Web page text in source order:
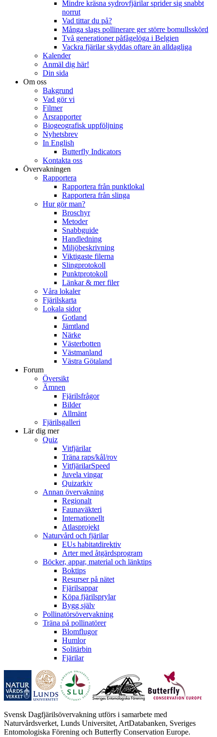
Mindre kräsna sydrovfjärilar sprider sig snabbt
norrut
Vad tittar du på?
Många slags pollinerare ger större bomullsskörd
Två generationer påfågelöga i Belgien
Vackra fjärilar skyddas oftare än alldagliga
Kalender
Anmäl dig här!
Din sida
Om oss
Bakgrund
Vad gör vi
Filmer
Årsrapporter
Biogeografisk uppföljning
Nyhetsbrev
In English
Butterfly Indicators
Kontakta oss
Övervakningen
Rapportera
Rapportera från punktlokal
Rapportera från slinga
Hur gör man?
Broschyr
Metoder
Snabbguide
Handledning
Miljöbeskrivning
Viktigaste filerna
Slingprotokoll
Punktprotokoll
Länkar & mer filer
Våra lokaler
Fjärilskarta
Lokala sidor
Gotland
Jämtland
Närke
Västerbotten
Västmanland
Västra Götaland
Forum
Översikt
Ämnen
Fjärilsfrågor
Bilder
Allmänt
Fjärilsgalleri
Lär dig mer
Quiz
Vitfjärilar
Träna raps/kål/rov
VitfjärilarSpeed
Juvela vingar
Quizarkiv
Annan övervakning
Regionalt
Faunaväkteri
Internationellt
Atlasprojekt
Naturvård och fjärilar
EUs habitatdirektiv
Arter med åtgärdsprogram
Böcker, appar, material och länktips
Boktips
Resurser på nätet
Fjärilsappar
Köpa fjärilsprylar
Bygg själv
Pollinatörsövervakning
Träna på pollinatörer
Blomflugor
Humlor
Solitärbin
Fjärilar
Svensk Dagfjärilsövervakning utförs i samarbete med
Naturvårdsverket, Lunds Universitet, ArtDatabanken, Sveriges
Entomologiska Förening och Butterfly Conservation Europe.